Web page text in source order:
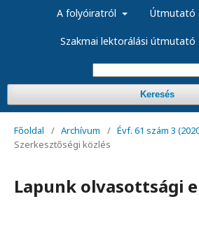
A folyóiratról Útmutató
Szakmai lektorálási útmutató
Keresés
Főoldal / Archívum / Évf. 61 szám 3
Szerkesztőségi közlés
Lapunk olvasottsági